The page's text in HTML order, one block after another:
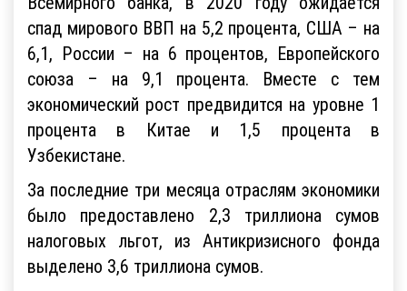
Всемирного банка, в 2020 году ожидается
спад мирового ВВП на 5,2 процента, США – на
6,1, России – на 6 процентов, Европейского
союза – на 9,1 процента. Вместе с тем
экономический рост предвидится на уровне 1
процента в Китае и 1,5 процента в
Узбекистане.
За последние три месяца отраслям экономики
было предоставлено 2,3 триллиона сумов
налоговых льгот, из Антикризисного фонда
выделено 3,6 триллиона сумов.